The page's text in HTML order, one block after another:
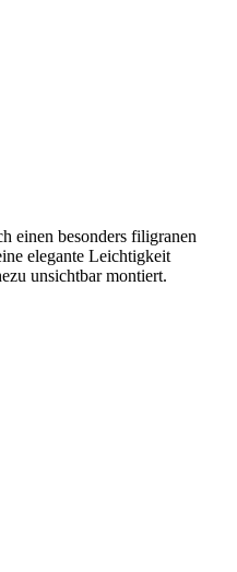
einen besonders filigranen
elegante Leichtigkeit
unsichtbar montiert.